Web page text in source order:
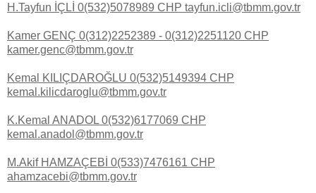
H.Tayfun İÇLİ 0(532)5078989 CHP tayfun.icli@tbmm.gov.tr
Kamer GENÇ 0(312)2252389 - 0(312)2251120 CHP
kamer.genc@tbmm.gov.tr
Kemal KILIÇDAROĞLU 0(532)5149394 CHP
kemal.kilicdaroglu@tbmm.gov.tr
K.Kemal ANADOL 0(532)6177069 CHP
kemal.anadol@tbmm.gov.tr
M.Akif HAMZAÇEBİ 0(533)7476161 CHP
ahamzacebi@tbmm.gov.tr